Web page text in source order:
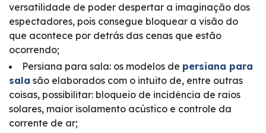
versatilidade de poder despertar a imaginação dos
espectadores, pois consegue bloquear a visão do
que acontece por detrás das cenas que estão
ocorrendo;
Persiana para sala: os modelos de persiana para
sala são elaborados com o intuito de, entre outras
coisas, possibilitar: bloqueio de incidência de raios
solares, maior isolamento acústico e controle da
corrente de ar;